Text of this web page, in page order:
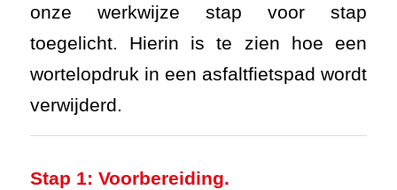
onze werkwijze stap voor stap
toegelicht. Hierin is te zien hoe een
wortelopdruk in een asfaltfietspad wordt
verwijderd.
Stap 1: Voorbereiding.